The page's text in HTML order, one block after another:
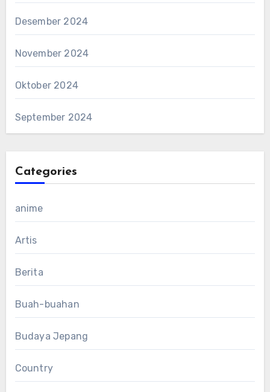
Desember 2024
November 2024
Oktober 2024
September 2024
Categories
anime
Artis
Berita
Buah-buahan
Budaya Jepang
Country